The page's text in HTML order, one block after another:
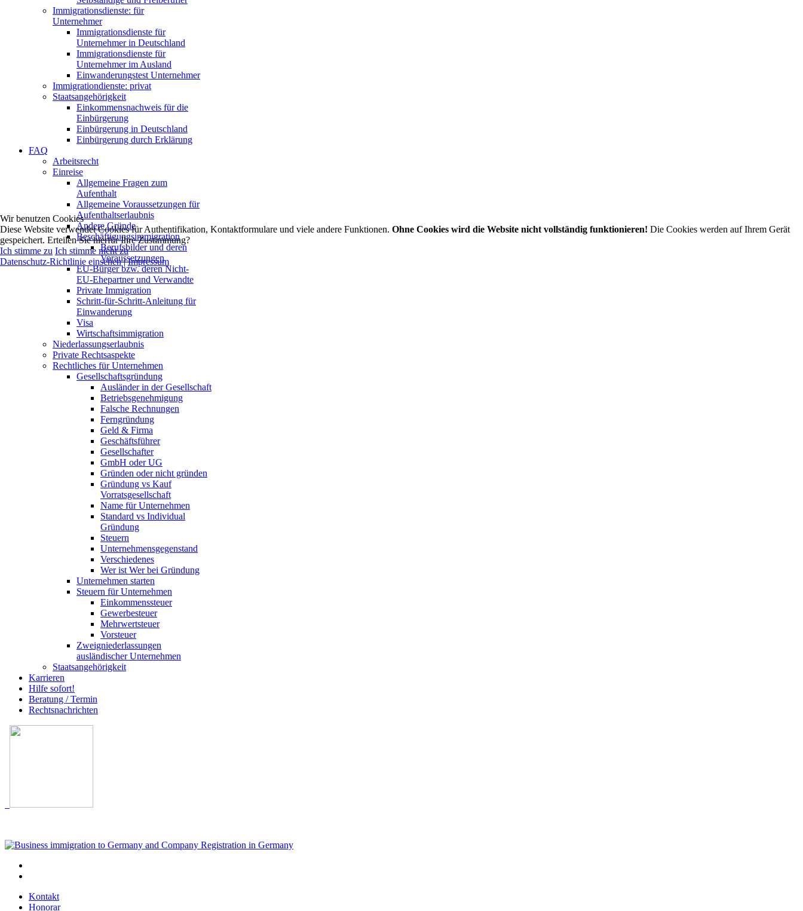
Immigrationsdienste: für
Unternehmer
Immigrationsdienste für
Unternehmer in Deutschland
Immigrationsdienste für
Unternehmer im Ausland
Einwanderungstest Unternehmer
Immigrationdienste: privat
Staatsangehörigkeit
Einkommensnachweis für die
Einbürgerung
Einbürgerung in Deutschland
Einbürgerung durch Erklärung
FAQ
Arbeitsrecht
Einreise
Allgemeine Fragen zum
Aufenthalt
Allgemeine Voraussetzungen für
Aufenthaltserlaubnis
Andere Gründe
Beschäftigungsimmigration
Berufsbilder und deren
Voraussetzungen
EU-Bürger bzw. deren Nicht-
EU-Ehepartner und Verwandte
Private Immigration
Schritt-für-Schritt-Anleitung für
Einwanderung
Visa
Wirtschaftsimmigration
Niederlassungserlaubnis
Private Rechtsaspekte
Rechtliches für Unternehmen
Gesellschaftsgründung
Ausländer in der Gesellschaft
Betriebsgenehmigung
Falsche Rechnungen
Ferngründung
Geld & Firma
Geschäftsführer
Gesellschafter
GmbH oder UG
Gründen oder nicht gründen
Gründung vs Kauf
Vorratsgesellschaft
Name für Unternehmen
Standard vs Individual
Gründung
Steuern
Unternehmensgegenstand
Verschiedenes
Wer ist Wer bei Gründung
Unternehmen starten
Steuern für Unternehmen
Einkommenssteuer
Gewerbesteuer
Mehrwertsteuer
Vorsteuer
Zweigniederlassungen
ausländischer Unternehmen
Staatsangehörigkeit
Karrieren
Hilfe sofort!
Beratung / Termin
Rechtsnachrichten
Kontakt
Honorar
Wir benutzen Cookies
Diese Website verwendet Cookies für Authentifikation, Kontaktformulare und viele andere Funktionen. Ohne Cookies wird die Website nicht vollständig funktionieren! Die Cookies werden auf Ihrem Gerät
gespeichert. Erteilen Sie hierfür Ihre Zustimmung?
Ich stimme zu Ich stimme nicht zu
Datenschutz-Richtlinie einsehen|Impressum